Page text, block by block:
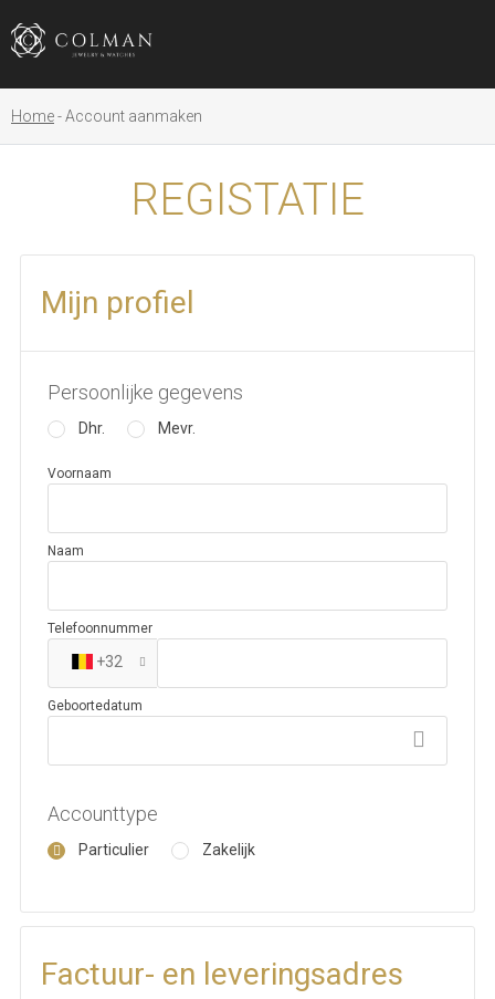
Home Account aanmaken
REGISTATIE
Mijn profiel
Persoonlijke gegevens
Dhr. Mevr.
Voornaam
Naam
Telefoonnummer
+32
Geboortedatum
Accounttype
Particulier Zakelijk
Factuur- en leveringsadres